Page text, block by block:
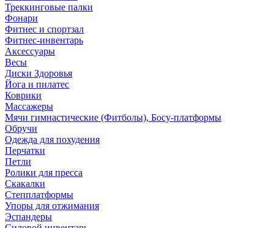
Треккинговые палки
Фонари
Фитнес и спортзал
Фитнес-инвентарь
Аксессуары
Весы
Диски Здоровья
Йога и пилатес
Коврики
Массажеры
Мячи гимнастические (Фитболы), Босу-платформы
Обручи
Одежда для похудения
Перчатки
Петли
Ролики для пресса
Скакалки
Степплатформы
Упоры для отжимания
Эспандеры